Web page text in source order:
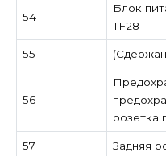
54
Блок
TF28
55
56
розетка
57 Задняя